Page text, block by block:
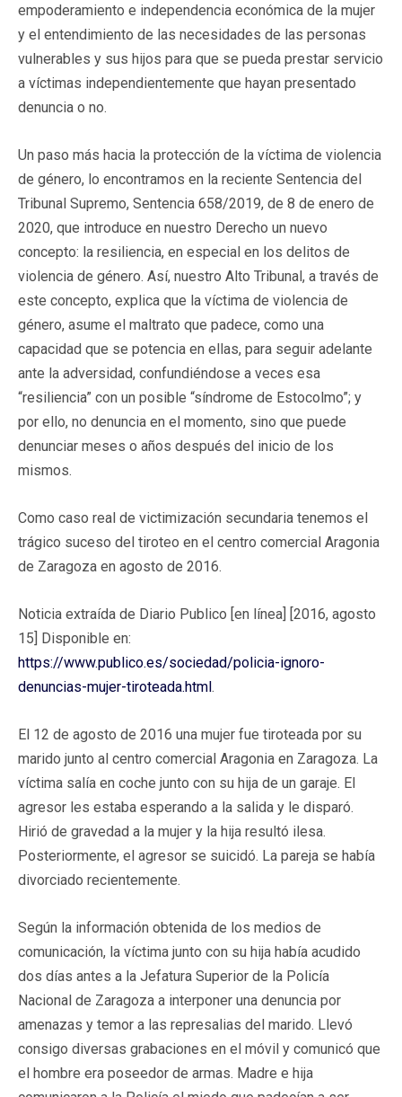
empoderamiento e independencia económica de la mujer
y el entendimiento de las necesidades de las personas
vulnerables y sus hijos para que se pueda prestar servicio
a víctimas independientemente que hayan presentado
denuncia o no.
Un paso más hacia la protección de la víctima de violencia
de género, lo encontramos en la reciente Sentencia del
Tribunal Supremo, Sentencia 658/2019, de 8 de enero de
2020, que introduce en nuestro Derecho un nuevo
concepto: la resiliencia, en especial en los delitos de
violencia de género. Así, nuestro Alto Tribunal, a través de
este concepto, explica que la víctima de violencia de
género, asume el maltrato que padece, como una
capacidad que se potencia en ellas, para seguir adelante
ante la adversidad, confundiéndose a veces esa
“resiliencia” con un posible “síndrome de Estocolmo”; y
por ello, no denuncia en el momento, sino que puede
denunciar meses o años después del inicio de los
mismos.
Como caso real de victimización secundaria tenemos el
trágico suceso del tiroteo en el centro comercial Aragonia
de Zaragoza en agosto de 2016.
Noticia extraída de Diario Publico [en línea] [2016, agosto
15] Disponible en:
https://www.publico.es/sociedad/policia-ignoro-
denuncias-mujer-tiroteada.html.
El 12 de agosto de 2016 una mujer fue tiroteada por su
marido junto al centro comercial Aragonia en Zaragoza. La
víctima salía en coche junto con su hija de un garaje. El
agresor les estaba esperando a la salida y le disparó.
Hirió de gravedad a la mujer y la hija resultó ilesa.
Posteriormente, el agresor se suicidó. La pareja se había
divorciado recientemente.
Según la información obtenida de los medios de
comunicación, la víctima junto con su hija había acudido
dos días antes a la Jefatura Superior de la Policía
Nacional de Zaragoza a interponer una denuncia por
amenazas y temor a las represalias del marido. Llevó
consigo diversas grabaciones en el móvil y comunicó que
el hombre era poseedor de armas. Madre e hija